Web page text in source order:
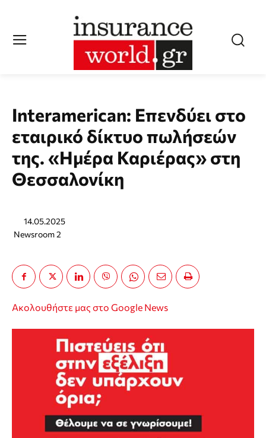
Interamerican: Eπενδύει στο
εταιρικό δίκτυο πωλήσεών
της. «Ημέρα Καριέρας» στη
Θεσσαλονίκη
14.05.2025
Newsroom 2
Ακολουθήστε μας στο Google News